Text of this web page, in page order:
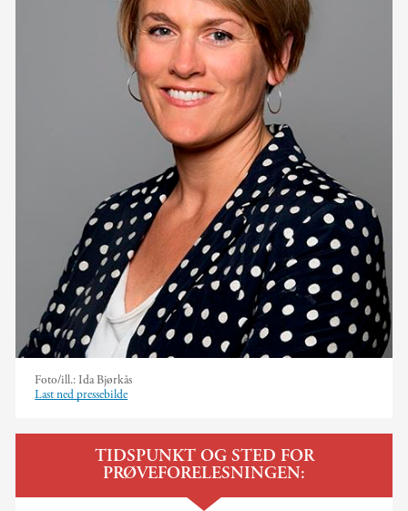
Foto/ill.:Ida Bjørkås
Last ned pressebilde
TIDSPUNKT OG STED FOR
PRØVEFORELESNINGEN: